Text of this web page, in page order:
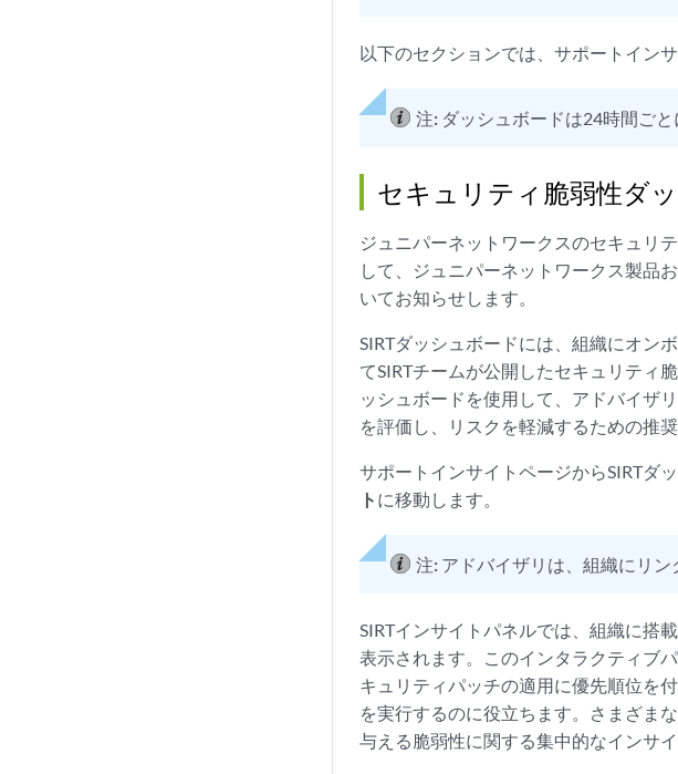
以下のセクションでは、サポートイン
注: ダッシュボードは24時間ごと
セキュリティ脆弱性ダ
ジュニパーネットワークスのセキュリ
して、ジュニパーネットワークス製品
いてお知らせします。
SIRTダッシュボードには、組織にオン
てSIRTチームが公開したセキュリティ
ッシュボードを使用して、アドバイザ
を評価し、リスクを軽減するための推
サポートインサイトページからSIRTダ
ト に移動します。
注: アドバイザリは、組織にリン
SIRTインサイトパネルでは、組織に搭
表示されます。このインタラクティブ
キュリティパッチの適用に優先順位を
を実行するのに役立ちます。さまざま
与える脆弱性に関する集中的なインサイ